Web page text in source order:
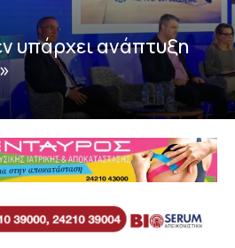
υπάρχει ανάπτυξη